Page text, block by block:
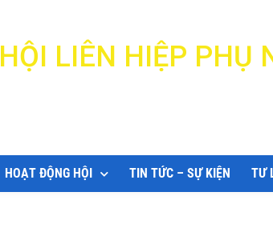
HỘI LIÊN HIỆP PHỤ
HOẠT ĐỘNG HỘI TIN TỨC – SỰ KIỆN TƯ